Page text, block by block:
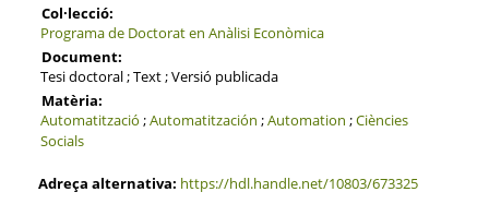
Col·lecció:
Programa de Doctorat en Anàlisi Econòmica
Document:
Tesi doctoral ; Text ; Versió publicada
Matèria:
Automatització ;Automatitzación ;Automation ;Ciències
Socials
Adreça alternativa: https://hdl.handle.net/10803/673325